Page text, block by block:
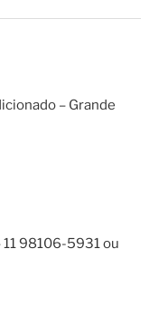
– Grande
98106-5931 ou